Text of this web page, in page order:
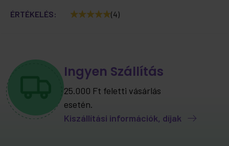
ÉRTÉKELÉS: (4)
Ingyen Szállítás
25.000 Ft feletti vásárlás
esetén.
Kiszállítási információk, díjak